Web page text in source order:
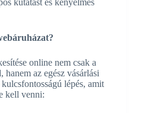
online nem csak a
az egész vásárlási
lépés, amit
kell venni: